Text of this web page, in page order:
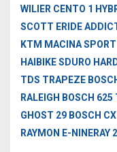
WILIER CENTO 1
SCOTT ERIDE
KTM MACINA
HAIBIKE SDURO
TDS TRAPEZE
RALEIGH BOSCH 625
GHOST 29 BOSCH
RAYMON E-NINERAY